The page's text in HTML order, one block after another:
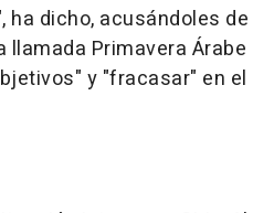
dicho, acusándoles de
llamada Primavera Árabe
y "fracasar" en el